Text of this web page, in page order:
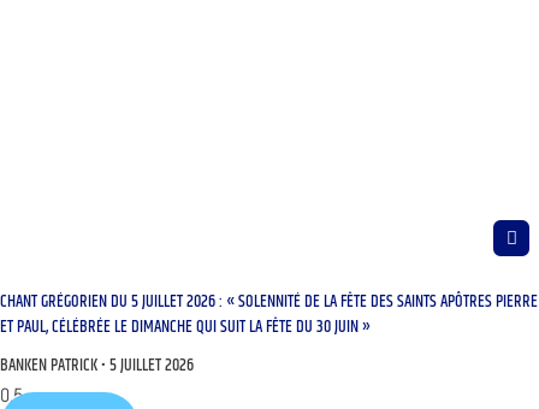
CHANT GRÉGORIEN DU 5 JUILLET 2026 : « SOLENNITÉ DE LA FÊTE DES SAINTS APÔTRES PIERRE
ET PAUL, CÉLÉBRÉE LE DIMANCHE QUI SUIT LA FÊTE DU 30 JUIN »
BANKEN PATRICK 5 JUILLET 2026